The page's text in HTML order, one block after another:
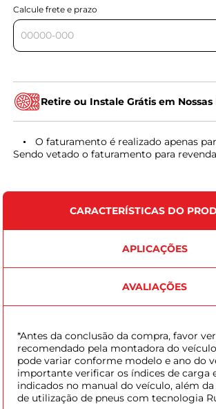
Calcule frete e prazo
Retire ou Instale Grátis em Nossas
O faturamento é realizado apenas
Sendo vetado o faturamento para
CARACTERÍSTICAS DO
APLICAÇÕES
AVALIAÇÕES
*Antes da conclusão da compra, favor
recomendado pela montadora do
pode variar conforme modelo e ano do
importante verificar os índices de carga
indicados no manual do veículo, além
de utilização de pneus com tecnologia